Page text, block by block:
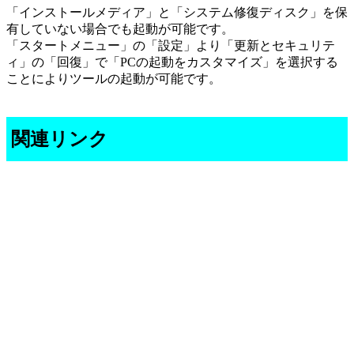
「インストールメディア」と「システム修復ディスク」を保
有していない場合でも起動が可能です。
「スタートメニュー」の「設定」より「更新とセキュリテ
ィ」の「回復」で「PCの起動をカスタマイズ」を選択する
ことによりツールの起動が可能です。
関連リンク